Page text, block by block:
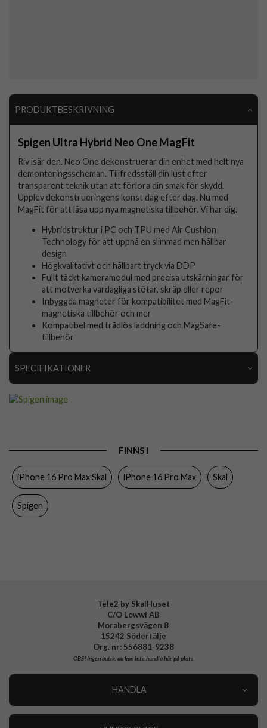
PRODUKTBESKRIVNING
Spigen Ultra Hybrid Neo One MagFit
Riv isär den. Neo One dekonstruerar din enhet med helt nya
demonteringsscheman. Tillfredsställ din lust efter
transparent teknik utan att förlora din smak för skydd.
Upplev dekonstrueringens konst dag efter dag. Nu med
MagFit för att låsa upp nya magnetiska tillbehör. Vi har dig.
Hybridstruktur i PC och TPU med Air Cushion
Technology för att uppnå en slimmad men hållbar
design
Högkvalitativt och hållbart tryck via DDP
Fullt täckt kameramodul med precisa utskärningar för
att motverka vardagliga stötar, skräp eller repor
Inbyggda magneter för kompatibilitet med MagFit-
magnetiska tillbehör och mer
Kompatibel med trådlös laddning och MagSafe-
tillbehör
SPECIFIKATIONER
Färg Genomskinlig, Svart
Material
Varumärke
FINNS I
iPhone 16 Pro Max Skal iPhone 16 Pro Max Skal
Spigen
Tele2 by SkalHuset
C/O Lowwi AB
Morabergsvägen 8
15242 Södertälje
Org. nr: 556881-9238
OBS!Ingen butik, du kan inte handla här på plats
HANDLA